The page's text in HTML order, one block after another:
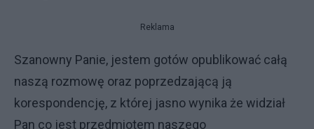
Reklama
Szanowny Panie, jestem gotów opublikować całą
naszą rozmowę oraz poprzedzającą ją
korespondencję, z której jasno wynika że widział
Pan co jest przedmiotem naszego